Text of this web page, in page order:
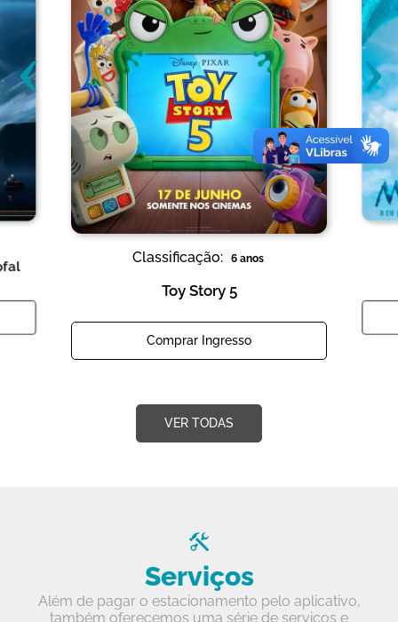
Classificação: 6 anos
Toy Story 5
Comprar Ingresso
‹ ›
VER TODAS
Serviços
Além de pagar o estacionamento pelo aplicativo,
também oferecemos uma série de serviços e